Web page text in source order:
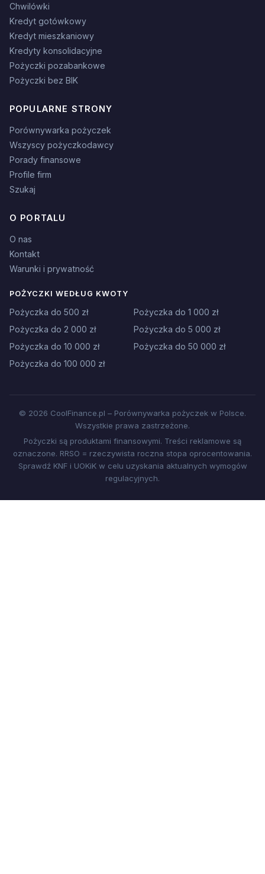
Chwilówki
Kredyt gotówkowy
Kredyt mieszkaniowy
Kredyty konsolidacyjne
Pożyczki pozabankowe
Pożyczki bez BIK
POPULARNE STRONY
Porównywarka pożyczek
Wszyscy pożyczkodawcy
Porady finansowe
Profile firm
Szukaj
O PORTALU
O nas
Kontakt
Warunki i prywatność
POŻYCZKI WEDŁUG KWOTY
Pożyczka do 500 zł
Pożyczka do 1 000 zł
Pożyczka do 2 000 zł
Pożyczka do 5 000 zł
Pożyczka do 10 000 zł
Pożyczka do 50 000 zł
Pożyczka do 100 000 zł
© 2026 CoolFinance.pl – Porównywarka pożyczek w Polsce.
Wszystkie prawa zastrzeżone.
Pożyczki są produktami finansowymi. Treści reklamowe są
oznaczone. RRSO = rzeczywista roczna stopa oprocentowania.
Sprawdź KNF i UOKiK w celu uzyskania aktualnych wymogów
regulacyjnych.